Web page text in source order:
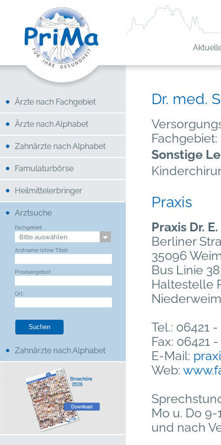
Ärzte nach Fachgebiet
Ärzte nach Alphabet
Zahnärzte nach Alphabet
Famulaturbörse
Heilmittelerbringer
Arztsuche
Fachgebiet:
Arztname (ohne Titel):
Praxisangebot:
Ort:
Zahnärzte nach Alphabet
Dr. med.
Sonstige
Praxis
Praxis Dr.
Berliner
35096
Bus Linie
Haltestelle
Tel.: 06421
Fax: 06421
E-Mail:
Web:
Mo u. Do 9-
und nach